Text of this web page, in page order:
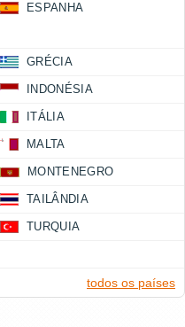
ESPANHA
GRÉCIA
INDONÉSIA
ITÁLIA
MALTA
MONTENEGRO
TAILÂNDIA
TURQUIA
todos os países